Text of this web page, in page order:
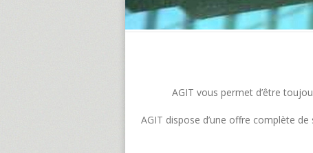
AGIT vous permet d’être
AGIT dispose d’une offre complète